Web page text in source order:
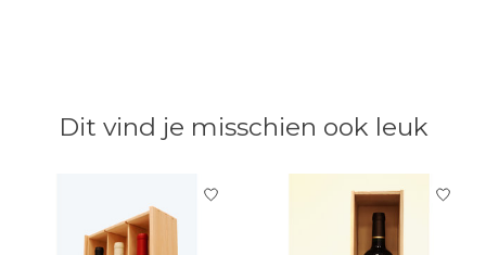
Dit vind je misschien ook leuk
Items van productcarrousel